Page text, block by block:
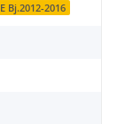
Bj.2012-2016